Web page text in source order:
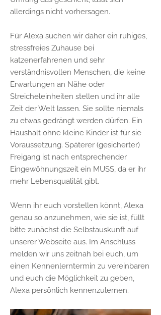
allerdings nicht vorhersagen.
Für Alexa suchen wir daher ein ruhiges,
stressfreies Zuhause bei
katzenerfahrenen und sehr
verständnisvollen Menschen, die keine
Erwartungen an Nähe oder
Streicheleinheiten stellen und ihr alle
Zeit der Welt lassen. Sie sollte niemals
zu etwas gedrängt werden dürfen. Ein
Haushalt ohne kleine Kinder ist für sie
Voraussetzung. Späterer (gesicherter)
Freigang ist nach entsprechender
Eingewöhnungszeit ein MUSS, da er ihr
mehr Lebensqualität gibt.
Wenn ihr euch vorstellen könnt, Alexa
genau so anzunehmen, wie sie ist, füllt
bitte zunächst die Selbstauskunft auf
unserer Webseite aus. Im Anschluss
melden wir uns zeitnah bei euch, um
einen Kennenlerntermin zu vereinbaren
und euch die Möglichkeit zu geben,
Alexa persönlich kennenzulernen.